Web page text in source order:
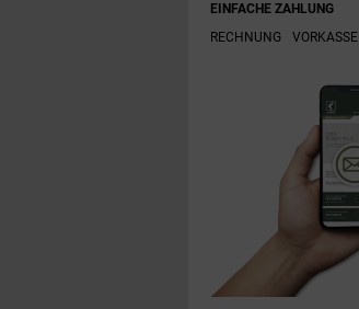
EINFACHE ZAHLUNG
RECHNUNG
VORKASSE